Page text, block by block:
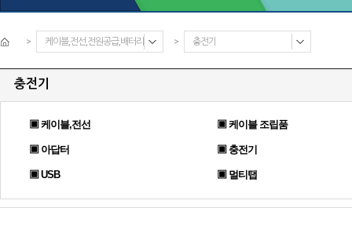
> 케이블,전선,전원공급,배터리 > 충전기
충전기
▣ 케이블,전선 ▣ 케이블 조립품
▣ 아답터 ▣ 충전기
▣ USB ▣ 멀티탭